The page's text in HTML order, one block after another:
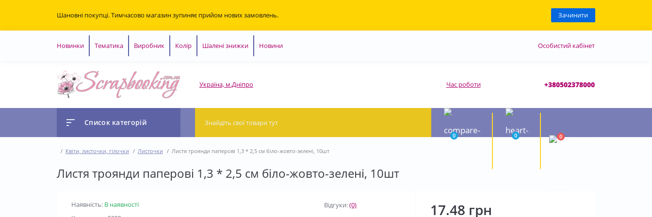
Шановні покупці. Тимчасово магазин зупиняє прийом нових замовлень. Зачинити
Новинки Тематика Виробник Колір Шалені знижки Новини Особистий кабінет
Україна, м.Дніпро Час роботи +380502378000
Список категорій
0 0 0
Квіти, листочки, гілочки Листочки Листя троянди паперові 1,3 * 2,5 см біло-жовто-зелені, 10шт
Листя троянди паперові 1,3 * 2,5 см біло-жовто-зелені, 10шт
Наявність: В наявності
Відгуки:(0) 17.48 грн